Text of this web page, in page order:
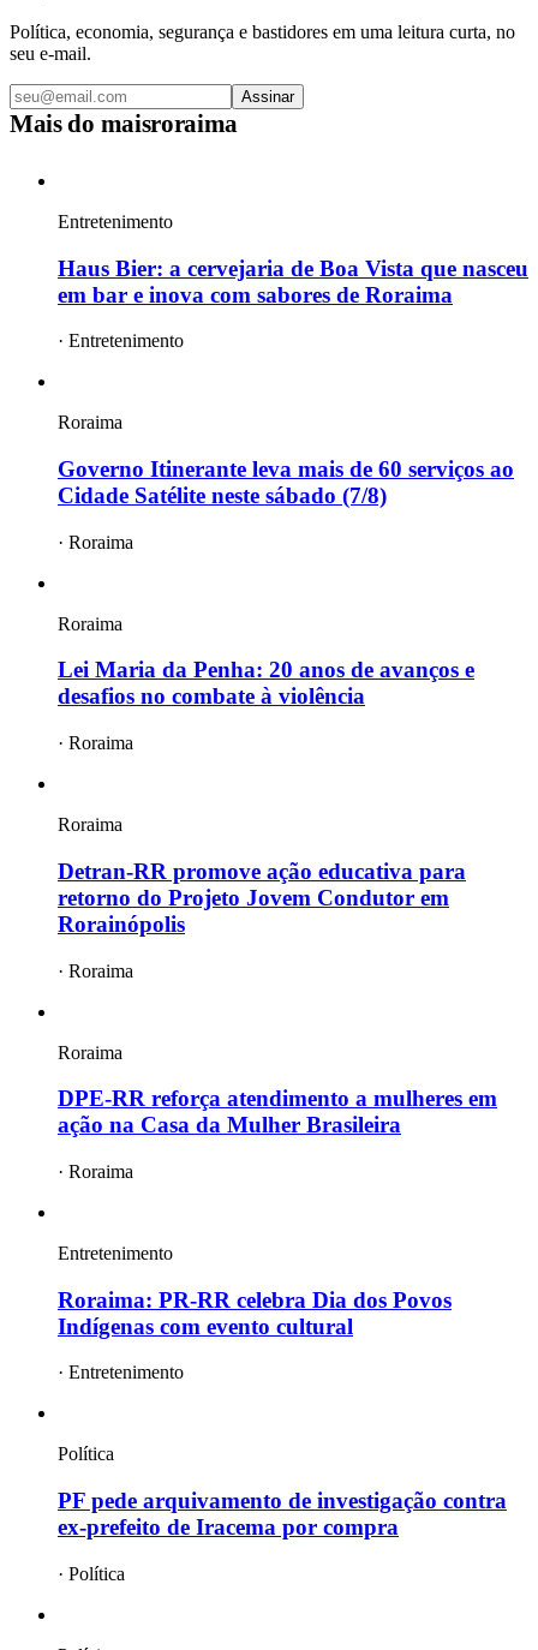
Política, economia, segurança e bastidores em uma leitura curta, no
seu e-mail.
Assinar
Mais do maisroraima
Entretenimento
Haus Bier: a cervejaria de Boa Vista que nasceu
em bar e inova com sabores de Roraima
· Entretenimento
Roraima
Governo Itinerante leva mais de 60 serviços ao
Cidade Satélite neste sábado (7/8)
· Roraima
Roraima
Lei Maria da Penha: 20 anos de avanços e
desafios no combate à violência
· Roraima
Roraima
Detran-RR promove ação educativa para
retorno do Projeto Jovem Condutor em
Rorainópolis
· Roraima
Roraima
DPE-RR reforça atendimento a mulheres em
ação na Casa da Mulher Brasileira
· Roraima
Entretenimento
Roraima: PR-RR celebra Dia dos Povos
Indígenas com evento cultural
· Entretenimento
Política
PF pede arquivamento de investigação contra
ex-prefeito de Iracema por compra
· Política